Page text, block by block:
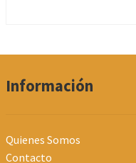
Información
Quienes Somos
Contacto